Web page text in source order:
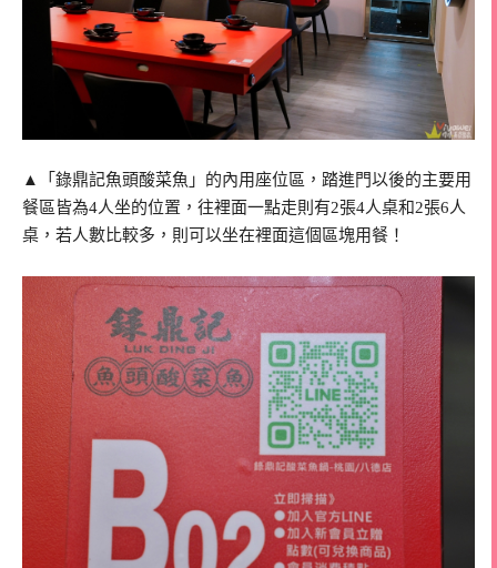
▲「錄鼎記魚頭酸菜魚」的內用座位區，踏進門以後的主要用
餐區皆為4人坐的位置，往裡面一點走則有2張4人桌和2張6人
桌，若人數比較多，則可以坐在裡面這個區塊用餐！